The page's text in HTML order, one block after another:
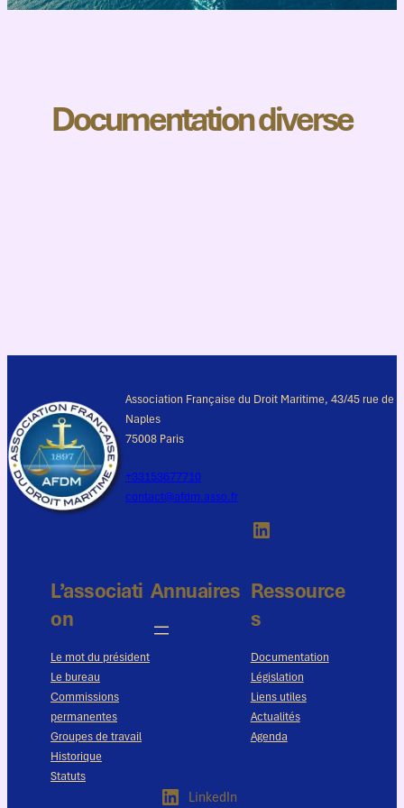
Documentation diverse
Association Française du Droit Maritime, 43/45 rue de
Naples
75008 Paris
+33153677710
contact@afdm.asso.fr
LinkedIn
L’associati
on
Le mot du président
Le bureau
Commissions
permanentes
Groupes de travail
Historique
Statuts
Annuaires Ressource
s
Documentation
Législation
Liens utiles
Actualités
Agenda
LinkedIn